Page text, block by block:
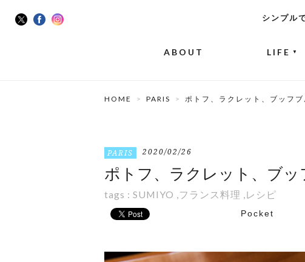
シンプル
ABOUT LIFE ▼
HOME PARIS ポトフ、ラクレット、ブッフ
PARIS 2020/02/26
ポトフ、ラクレット、ブ
tags : SUMIYO ,フランス料理 ,レシピ
Pocket